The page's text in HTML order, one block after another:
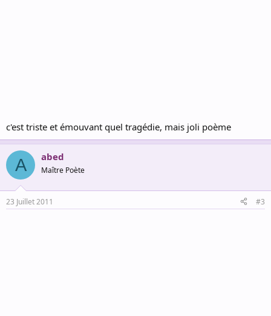
c'est triste et émouvant quel tragédie, mais joli poème
A abed
Maître Poète
23 Juillet 2011 #3